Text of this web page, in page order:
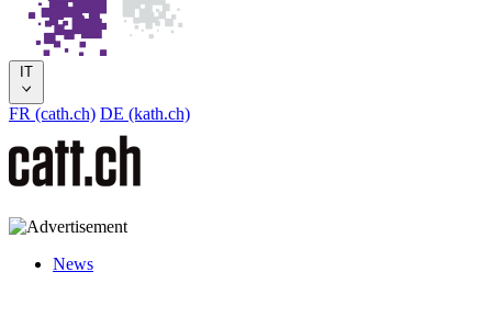
IT
FR (cath.ch) DE (kath.ch)
News